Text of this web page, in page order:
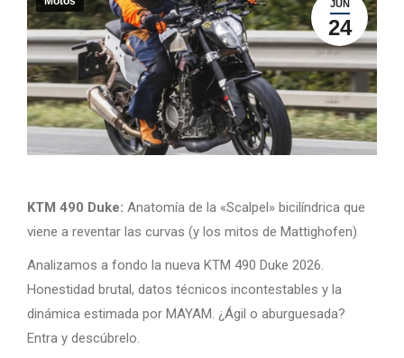
JUN
24
KTM 490 Duke: Anatomía de la «Scalpel» bicilíndrica que
viene a reventar las curvas (y los mitos de Mattighofen)
Analizamos a fondo la nueva KTM 490 Duke 2026.
Honestidad brutal, datos técnicos incontestables y la
dinámica estimada por MAYAM. ¿Ágil o aburguesada?
Entra y descúbrelo.